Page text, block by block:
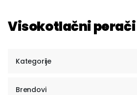
Visokotlačni perači
Kategorije
Brendovi